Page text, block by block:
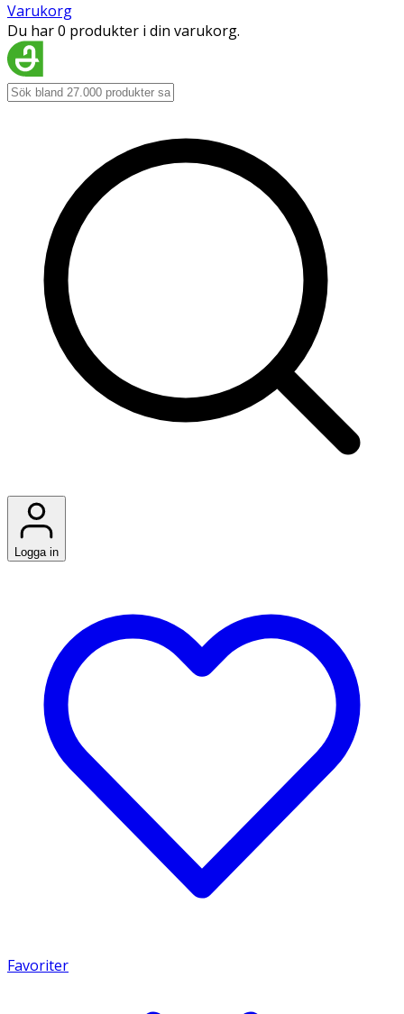
Varukorg
Du har 0 produkter i din varukorg.
Logga in
Favoriter